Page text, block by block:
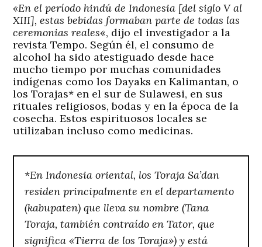
«En el período hindú de Indonesia [del siglo V al
XIII], estas bebidas formaban parte de todas las
ceremonias reales«, dijo el investigador a la
revista Tempo. Según él, el consumo de
alcohol ha sido atestiguado desde hace
mucho tiempo por muchas comunidades
indígenas como los Dayaks en Kalimantan, o
losTorajas* en el sur de Sulawesi, en sus
rituales religiosos, bodas y en la época de la
cosecha. Estos espirituosos locales se
utilizaban incluso como medicinas.
*En Indonesia oriental, los Toraja Sa’dan
residen principalmente en el departamento
(kabupaten) que lleva su nombre (Tana
Toraja, también contraído en Tator, que
significa «Tierra de los Toraja») y está